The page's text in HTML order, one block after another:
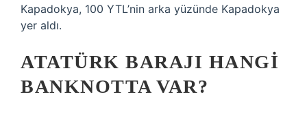
Kapadokya, 100 YTL’nin arka yüzünde Kapadokya
yer aldı.
ATATÜRK BARAJI HANGI
BANKNOTTA VAR?